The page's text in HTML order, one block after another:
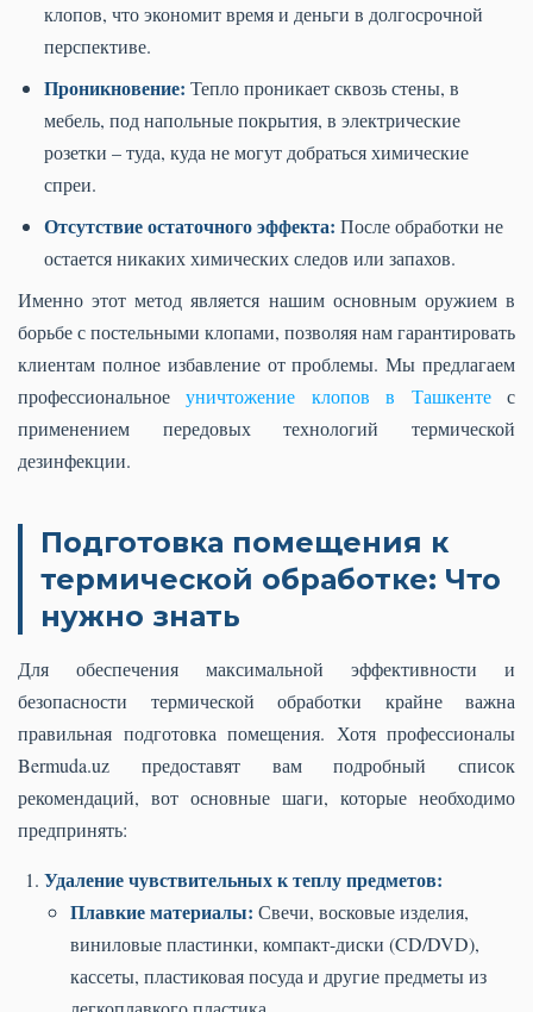
клопов, что экономит время и деньги в долгосрочной
перспективе.
Проникновение: Тепло проникает сквозь стены, в
мебель, под напольные покрытия, в электрические
розетки – туда, куда не могут добраться химические
спреи.
Отсутствие остаточного эффекта: После обработки не
остается никаких химических следов или запахов.
Именно этот метод является нашим основным оружием в
борьбе с постельными клопами, позволяя нам гарантировать
клиентам полное избавление от проблемы. Мы предлагаем
профессиональноеуничтожение клопов в Ташкентес
применением передовых технологий термической
дезинфекции.
Подготовка помещения к
термической обработке: Что
нужно знать
Для обеспечения максимальной эффективности и
безопасности термической обработки крайне важна
правильная подготовка помещения. Хотя профессионалы
Bermuda.uz предоставят вам подробный список
рекомендаций, вот основные шаги, которые необходимо
предпринять:
Удаление чувствительных к теплу предметов:
Плавкие материалы: Свечи, восковые изделия,
виниловые пластинки, компакт-диски (CD/DVD),
кассеты, пластиковая посуда и другие предметы из